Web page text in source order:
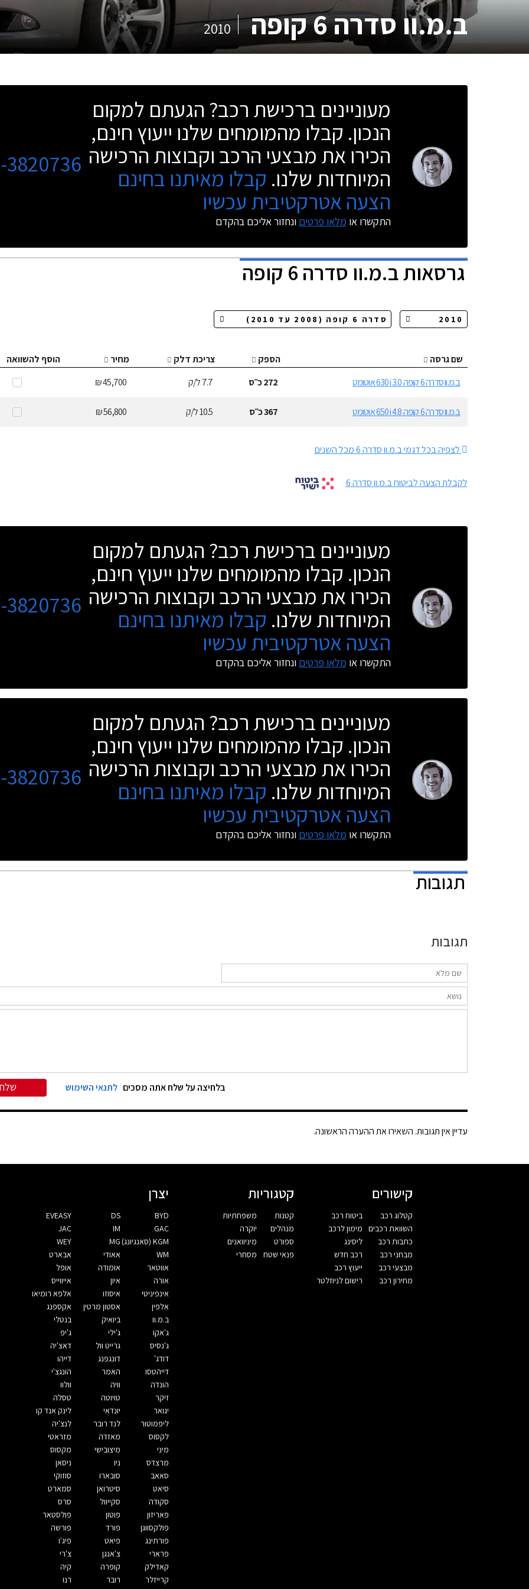
ב.מ.וו סדרה 6 קופה 2010
מעוניינים ברכישת רכב? הגעתם למקום
הנכון. קבלו מהמומחים שלנו ייעוץ חינם,
הכירו את מבצעי הרכב וקבוצות הרכישה
המיוחדות שלנו. קבלו מאיתנו בחינם
הצעה אטרקטיבית עכשיו
התקשרו או מלאו פרטים ונחזור אליכם בהקדם
3820736
גרסאותב.מ.וו סדרה 6 קופה
שם גרסה הספק צריכת דלק מחיר
הוסף להשוואה
ב.מ.וו סדרה 6 קופה 630i 3.0 אוטומט
272כ״ס 7.7ל/ק 45,700 ₪
ב.מ.וו סדרה 6 קופה 650i 4.8 אוטומט 367כ״ס 10.5ל/ק 56,800 ₪
לצפיה בכל דגמי ב.מ.וו סדרה 6 מכל השנים
לקבלת הצעה לביטוח ב.מ.וו סדרה 6
מעוניינים ברכישת רכב? הגעתם למקום
הנכון. קבלו מהמומחים שלנו ייעוץ חינם,
הכירו את מבצעי הרכב וקבוצות הרכישה
המיוחדות שלנו. קבלו מאיתנו בחינם
הצעה אטרקטיבית עכשיו
התקשרו או מלאו פרטים ונחזור אליכם בהקדם
3820736
מעוניינים ברכישת רכב? הגעתם למקום
הנכון. קבלו מהמומחים שלנו ייעוץ חינם,
הכירו את מבצעי הרכב וקבוצות הרכישה
המיוחדות שלנו. קבלו מאיתנו בחינם
הצעה אטרקטיבית עכשיו
התקשרו או מלאו פרטים ונחזור אליכם בהקדם
3820736
תגובות
תגובות
בלחיצה על שלח אתה מסכים לתנאי השימוש
עדיין אין תגובות. השאירו את ההערה הראשונה.
קישורים
קטלוג רכב
השוואת רכבים
כתבות רכב
מבחני רכב
מבצעי רכב
מחירון רכב
ביטוח רכב
מימון לרכב
ליסינג
רכב חדש
ייעוץ רכב
רישום לניוזלטר
קטגוריות
קטנות
מנהלים
ספורט
פנאי שטח
משפחתיות
יוקרה
מיניוואנים
מסחרי
יצרן
BYD
DS
EVEASY
GAC
IM
JAC
KGM (סאנגיונג)
MG
WEY
WM
אאודי
אבארט
אווטאר
אומודה
אופל
אורה
איון
אייווייס
אינפיניטי
איסוזו
אלפא רומיאו
אלפין
אסטון מרטין
אקספנג
ב.מ.וו
ביואיק
בנטלי
ג'אקו
ג'ילי
ג'יפ
ג'נסיס
גרייט וול
דאצ'יה
דודג'
דונגפנג
דייהו
דייהטסו
האמר
הונגצ'י
הונדה
וויה
וולוו
זיקר
טויוטה
טסלה
יגואר
יונדאי
לינק אנד קו
ליפמוטור
לנד רובר
לנצ'יה
לקסוס
מאזדה
מזראטי
מיני
מיצובישי
מקסוס
מרצדס
ניו
ניסאן
סאאב
סובארו
סוזוקי
סיאט
סיטרואן
סמארט
סקודה
סקייוול
סרס
פאריזון
פוטון
פולסטאר
פולקסווגן
פורד
פורשה
פורתינג
פיאט
פיג'ו
פרארי
צ'אנגן
צ'רי
קאדילק
קופרה
קיה
קרייזלר
רובר
רנו